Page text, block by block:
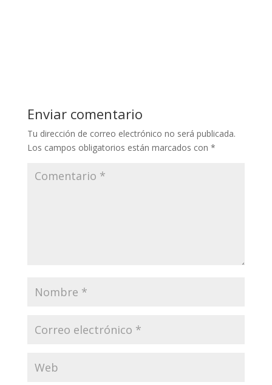
Enviar comentario
Tu dirección de correo electrónico no será publicada.
Los campos obligatorios están marcados con *